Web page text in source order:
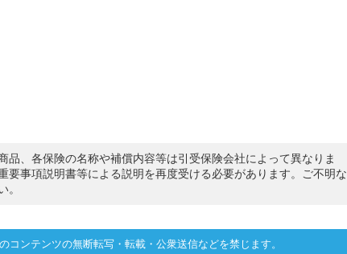
、各保険の名称や補償内容等は引受保険会社によって異なりま
事項説明書等による説明を再度受ける必要があります。ご不明な
。
コンテンツの無断転写・転載・公衆送信などを禁じます。